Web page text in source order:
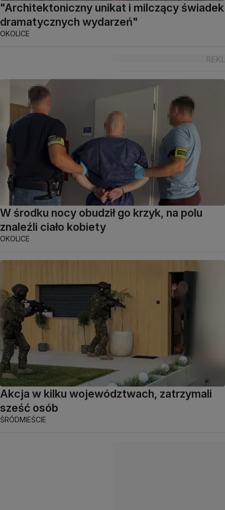
"Architektoniczny unikat i milczący świadek
dramatycznych wydarzeń"
OKOLICE
W środku nocy obudził go krzyk, na polu
znaleźli ciało kobiety
OKOLICE
Akcja w kilku województwach, zatrzymali
sześć osób
ŚRÓDMIEŚCIE